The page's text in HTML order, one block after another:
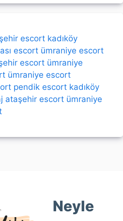
escort kadıköy
escort ümraniye escort
escort ümraniye
ümraniye escort
pendik escort kadıköy
ataşehir escort ümraniye
Neyle